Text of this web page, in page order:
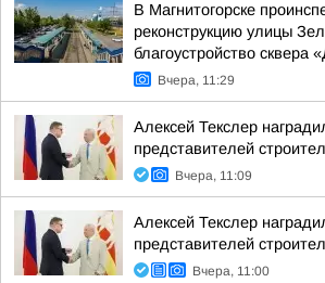
В Магнитогорске
реконструкцию улицы
благоустройство сквера
Вчера, 11:29
Алексей Текслер
представителей
Вчера, 11:09
Алексей Текслер
представителей
Вчера, 11:00